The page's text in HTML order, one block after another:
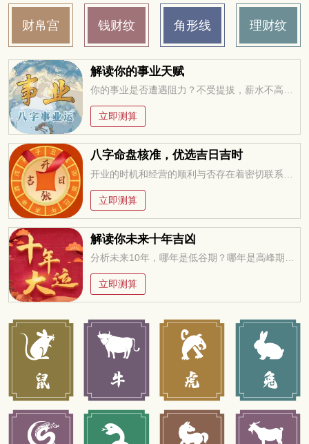
财帛宫 钱财纹 角形线 理财纹
解读你的事业天赋
你的事业是否遭遇阻力？不受提拔，薪水不高，求职迷茫，未来在何方？今年适合改行创业吗？工作变动，贵人运。。。把握先机方能无往不利！
立即测算
八字命盘核准，优选吉日吉时
立即测算
解读你未来十年吉凶
分析未来10年，哪年是低谷期？哪年是高峰期？低谷期如何过度？高峰期如何进取？
立即测算